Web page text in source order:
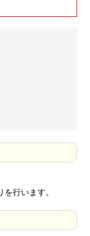
行います。